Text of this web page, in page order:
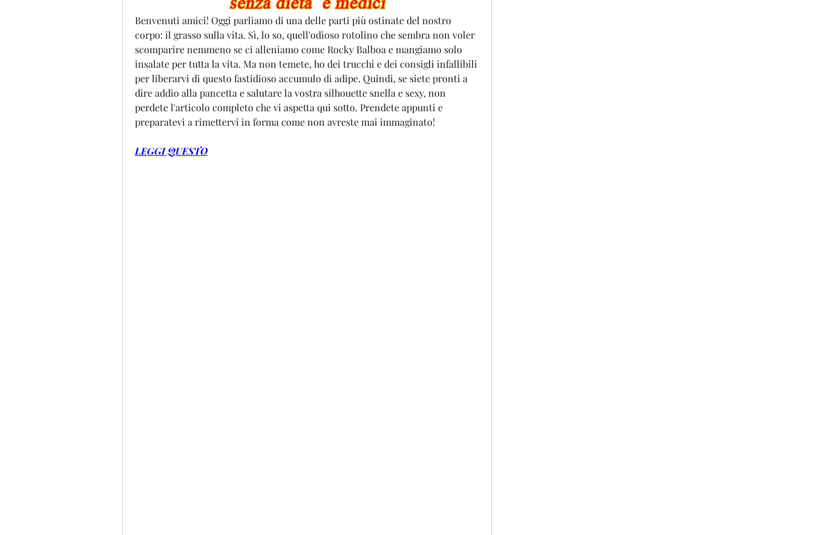
Benvenuti amici! Oggi parliamo di una delle parti più ostinate del nostro
corpo: il grasso sulla vita. Sì, lo so, quell'odioso rotolino che sembra non voler
scomparire nemmeno se ci alleniamo come Rocky Balboa e mangiamo solo
insalate per tutta la vita. Ma non temete, ho dei trucchi e dei consigli infallibili
per liberarvi di questo fastidioso accumulo di adipe. Quindi, se siete pronti a
dire addio alla pancetta e salutare la vostra silhouette snella e sexy, non
perdete l'articolo completo che vi aspetta qui sotto. Prendete appunti e
preparatevi a rimettervi in forma come non avreste mai immaginato!
LEGGI QUESTO